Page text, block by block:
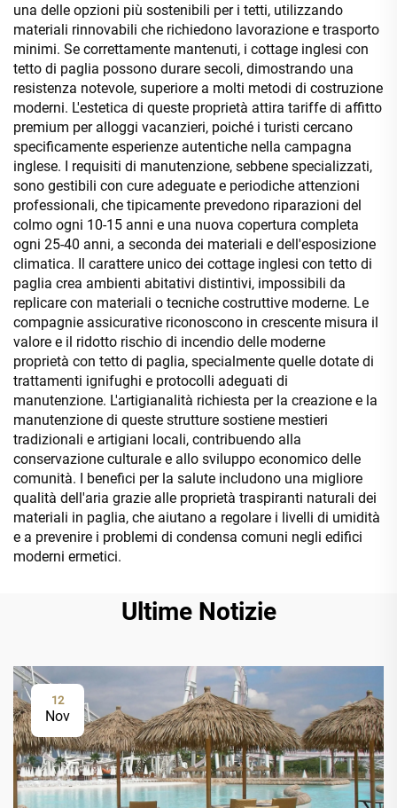
una delle opzioni più sostenibili per i tetti, utilizzando
materiali rinnovabili che richiedono lavorazione e trasporto
minimi. Se correttamente mantenuti, i cottage inglesi con
tetto di paglia possono durare secoli, dimostrando una
resistenza notevole, superiore a molti metodi di costruzione
moderni. L'estetica di queste proprietà attira tariffe di affitto
premium per alloggi vacanzieri, poiché i turisti cercano
specificamente esperienze autentiche nella campagna
inglese. I requisiti di manutenzione, sebbene specializzati,
sono gestibili con cure adeguate e periodiche attenzioni
professionali, che tipicamente prevedono riparazioni del
colmo ogni 10-15 anni e una nuova copertura completa
ogni 25-40 anni, a seconda dei materiali e dell'esposizione
climatica. Il carattere unico dei cottage inglesi con tetto di
paglia crea ambienti abitativi distintivi, impossibili da
replicare con materiali o tecniche costruttive moderne. Le
compagnie assicurative riconoscono in crescente misura il
valore e il ridotto rischio di incendio delle moderne
proprietà con tetto di paglia, specialmente quelle dotate di
trattamenti ignifughi e protocolli adeguati di
manutenzione. L'artigianalità richiesta per la creazione e la
manutenzione di queste strutture sostiene mestieri
tradizionali e artigiani locali, contribuendo alla
conservazione culturale e allo sviluppo economico delle
comunità. I benefici per la salute includono una migliore
qualità dell'aria grazie alle proprietà traspiranti naturali dei
materiali in paglia, che aiutano a regolare i livelli di umidità
e a prevenire i problemi di condensa comuni negli edifici
moderni ermetici.
Ultime Notizie
12
Nov